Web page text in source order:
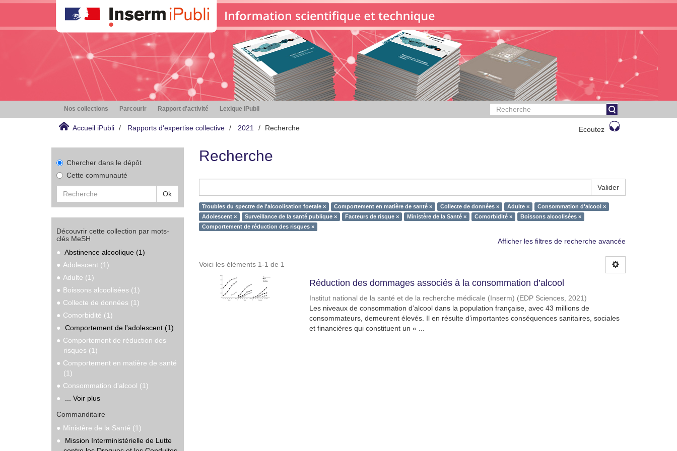
Nos collections Parcourir Rapport d'activité Lexique iPubli
Accueil iPubli Rapports d'expertise collective 2021 Recherche Ecoutez
Chercher dans le dépôt
Cette communauté
Ok
Découvrir cette collection par mots-
clés MeSH
Abstinence alcoolique (1)
Adolescent (1)
Adulte (1)
Boissons alcoolisées (1)
Collecte de données (1)
Comorbidité (1)
Comportement de l'adolescent (1)
Comportement de réduction des
risques (1)
Comportement en matière de santé
(1)
Consommation d'alcool (1)
... Voir plus
Commanditaire
Ministère de la Santé (1)
Mission Interministérielle de Lutte
Recherche
Valider
Troubles du spectre de l'alcoolisation foetale × Comportement en matière de santé × Collecte de données × Adulte ×
Consommation d'alcool ×
Adolescent ×
Surveillance de la santé publique × Facteurs de risque × Ministère de la Santé × Comorbidité ×
Boissons alcoolisées ×
Comportement de réduction des risques ×
Afficher les filtres de recherche avancée
Voici les éléments 1-1 de 1
Réduction des dommages associés à la consommation d’alcool
Institut national de la santé et de la recherche médicale (Inserm) (EDP Sciences, 2021)
Les niveaux de consommation d’alcool dans la population française, avec 43 millions de
consommateurs, demeurent élevés. Il en résulte d’importantes conséquences sanitaires, sociales
et financières qui constituent un « ...